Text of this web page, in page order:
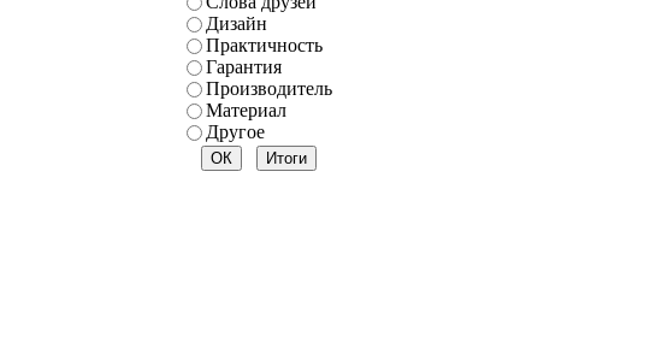
Дизайн
Практичность
Гарантия
Производитель
Материал
Другое